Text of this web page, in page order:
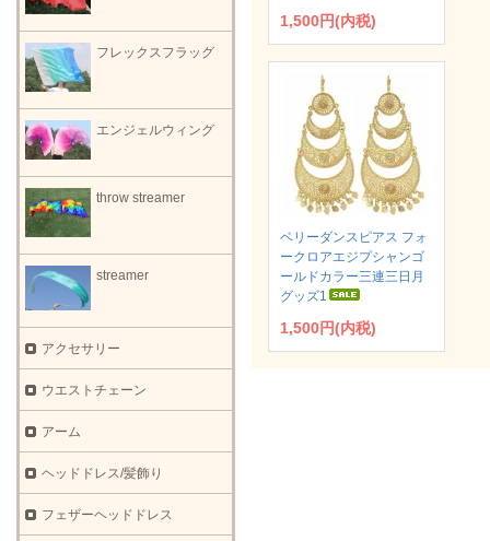
1,500円(内税)
ベリーダンスピアス フォ
ークロアエジプシャンゴ
ールドカラー三連三日月
グッズ1
1,500円(内税)
フレックスフラッグ
エンジェルウィング
throw streamer
streamer
アクセサリー
ウエストチェーン
アーム
ヘッドドレス/髪飾り
フェザーヘッドドレス